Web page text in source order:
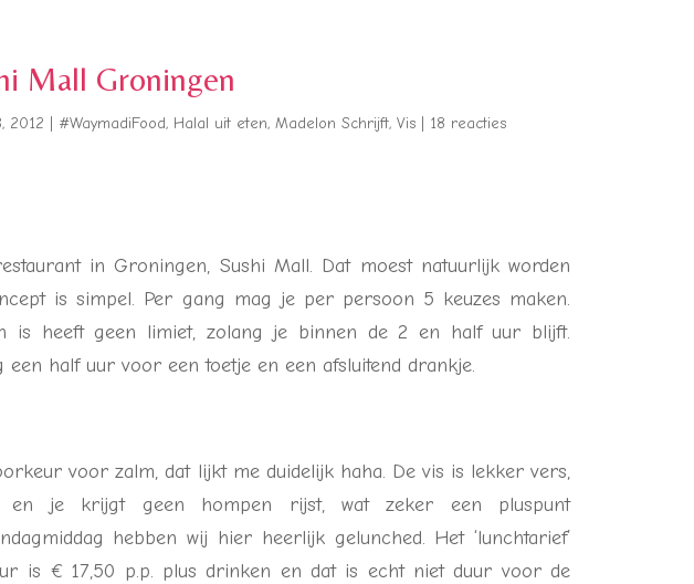
Mall Groningen
2012 #WaymadiFood, Halal uit eten,Madelon Schrijft,Vis 18 reacties
in Groningen, Sushi Mall. Dat moest natuurlijk worden
is simpel. Per gang mag je per persoon 5 keuzes maken.
is heeft geen limiet, zolang je binnen de 2 en half uur blijft.
een half uur voor een toetje en een afsluitend drankje.
voor zalm, dat lijkt me duidelijk haha. De vis is lekker vers,
en je krijgt geen hompen rijst, wat zeker een pluspunt
hebben wij hier heerlijk gelunched. Het ‘lunchtarief’
is € 17,50 p.p. plus drinken en dat is echt niet duur voor de